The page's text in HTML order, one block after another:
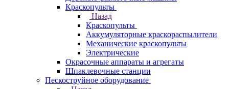
Краскопульты
Назад
Краскопульты
Аккумуляторные краскораспылители
Механические краскопульты
Электрические
Окрасочные аппараты и агрегаты
Шпаклевочные станции
Пескоструйное оборудование